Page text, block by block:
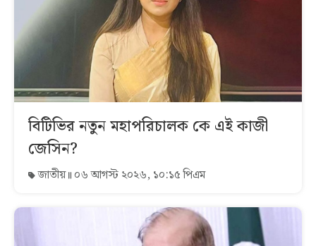
বিটিভির নতুন মহাপরিচালক কে এই কাজী
জেসিন?
জাতীয় ০৬ আগস্ট ২০২৬, ১০:১৫ পিএম